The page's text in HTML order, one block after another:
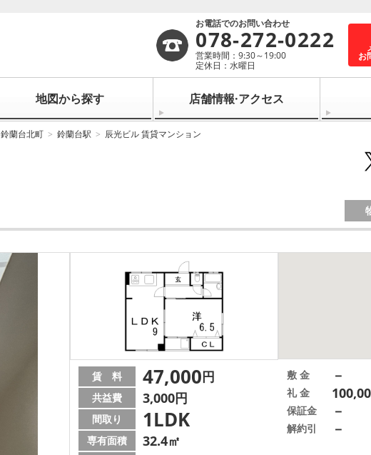
お電話でのお問い合わせ
078-272-0222
営業時間：9:30～19:00
定休日：水曜日
お
地図から探す 店舗情報·アクセス
鈴蘭台北町 鈴蘭台駅 辰光ビル 賃貸マンション
賃 料 47,000円
共益費 3,000円
間取り 1LDK
専有面積 32.4㎡
敷 金 －
礼 金
保証金 －
解約引 －